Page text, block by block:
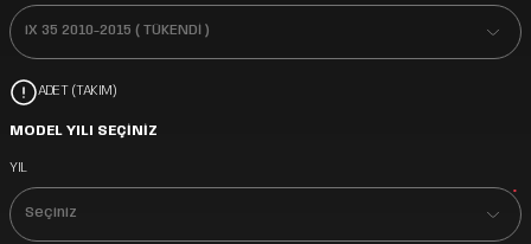
ADET (TAKIM)
MODEL YILI SEÇİNİZ
YIL
*